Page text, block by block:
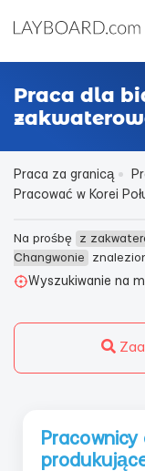
Praca dla
Praca za granicą
Pracować w Korei
Na prośbę
z
Changwonie
Wyszukiwanie na